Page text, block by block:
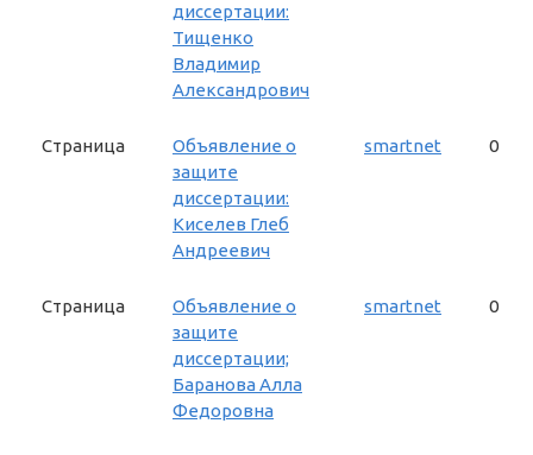
диссертации:
Тищенко
Владимир
Александрович
Страница
Объявление о
защите
диссертации:
Киселев Глеб
Андреевич
smartnet 0
Страница
Объявление о
защите
диссертации;
Баранова Алла
Федоровна
smartnet 0